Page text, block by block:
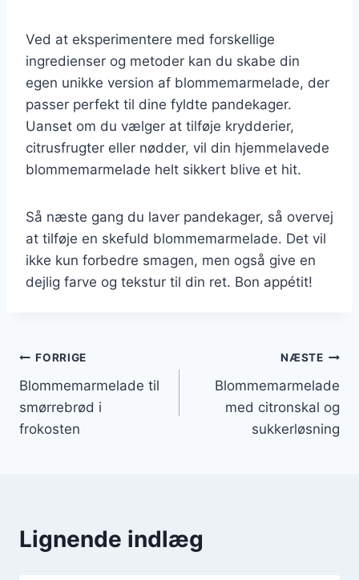
Ved at eksperimentere med forskellige
ingredienser og metoder kan du skabe din
egen unikke version af blommemarmelade, der
passer perfekt til dine fyldte pandekager.
Uanset om du vælger at tilføje krydderier,
citrusfrugter eller nødder, vil din hjemmelavede
blommemarmelade helt sikkert blive et hit.
Så næste gang du laver pandekager, så overvej
at tilføje en skefuld blommemarmelade. Det vil
ikke kun forbedre smagen, men også give en
dejlig farve og tekstur til din ret. Bon appétit!
Indlægsnavigation
FORRIGE
Blommemarmelade til
smørrebrød i
frokosten
NÆSTE
Blommemarmelade
med citronskal og
sukkerløsning
Lignende indlæg